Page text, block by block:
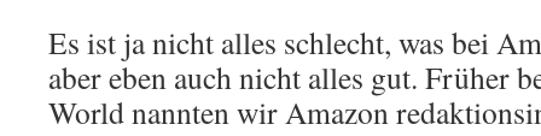
Es ist ja nicht alles schlecht, was bei
aber eben auch nicht alles gut. Früher
World nannten wir Amazon